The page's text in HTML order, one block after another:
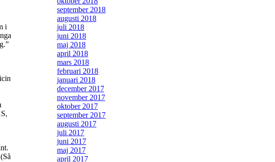
i
september 2018
augusti 2018
juli 2018
juni 2018
maj 2018
april 2018
mars 2018
februari 2018
januari 2018
december 2017
november 2017
oktober 2017
september 2017
augusti 2017
juli 2017
juni 2017
maj 2017
april 2017